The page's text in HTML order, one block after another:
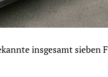
insgesamt sieben